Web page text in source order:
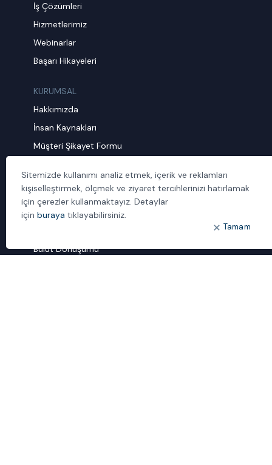
İş Çözümleri
Hizmetlerimiz
Webinarlar
Başarı Hikayeleri
KURUMSAL
Hakkımızda
İnsan Kaynakları
Müşteri Şikayet Formu
İletişim
Bulut Dönüşümü
Sitemizde kullanımı analiz etmek, içerik ve reklamları
kişiselleştirmek, ölçmek ve ziyaret tercihlerinizi hatırlamak
için çerezler kullanmaktayız. Detaylar
için buraya tıklayabilirsiniz.
Tamam